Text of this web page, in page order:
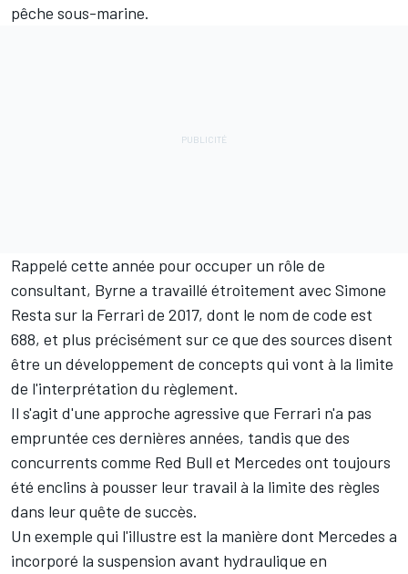
pêche sous-marine.
Rappelé cette année pour occuper un rôle de
consultant, Byrne a travaillé étroitement avec Simone
Resta sur la Ferrari de 2017, dont le nom de code est
688, et plus précisément sur ce que des sources disent
être un développement de concepts qui vont à la limite
de l'interprétation du règlement.
Il s'agit d'une approche agressive que Ferrari n'a pas
empruntée ces dernières années, tandis que des
concurrents comme Red Bull et Mercedes ont toujours
été enclins à pousser leur travail à la limite des règles
dans leur quête de succès.
Un exemple qui l'illustre est la manière dont Mercedes a
incorporé la suspension avant hydraulique en